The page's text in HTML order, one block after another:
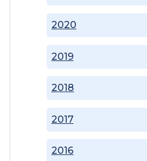
2016
2017
2018
2019
2020